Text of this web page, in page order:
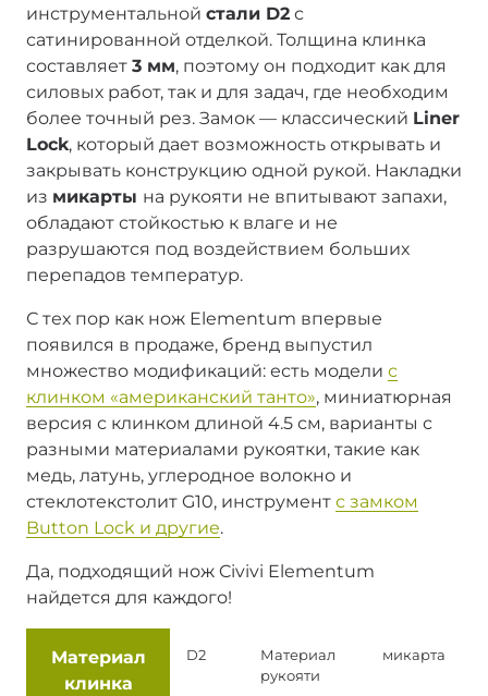
инструментальной стали D2 с
сатинированной отделкой. Толщина клинка
составляет 3 мм, поэтому он подходит как для
силовых работ, так и для задач, где необходим
более точный рез. Замок — классический Liner
Lock, который дает возможность открывать и
закрывать конструкцию одной рукой. Накладки
из микарты на рукояти не впитывают запахи,
обладают стойкостью к влаге и не
разрушаются под воздействием больших
перепадов температур.
С тех пор как нож Elementum впервые
появился в продаже, бренд выпустил
множество модификаций: есть модели с
клинком «американский танто», миниатюрная
версия с клинком длиной 4.5 см, варианты с
разными материалами рукоятки, такие как
медь, латунь, углеродное волокно и
стеклотекстолит G10, инструмент с замком
Button Lock и другие.
Да, подходящий нож Civivi Elementum
найдется для каждого!
Материал
клинка
D2
Материал
рукояти
микарта